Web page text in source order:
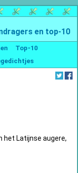
en top-10
Top-10
het Latijnse augere,